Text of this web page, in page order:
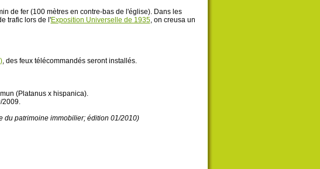
de fer (100 mètres en contre-bas de l'église). Dans les
trafic lors de l'Exposition Universelle de 1935, on creusa un
, des feux télécommandés seront installés.
(Platanus x hispanica).
2009.
du patrimoine immobilier; édition 01/2010)